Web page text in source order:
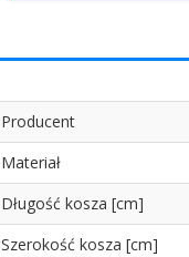
Producent
Materiał
Długość kosza [cm]
Szerokość kosza [cm]